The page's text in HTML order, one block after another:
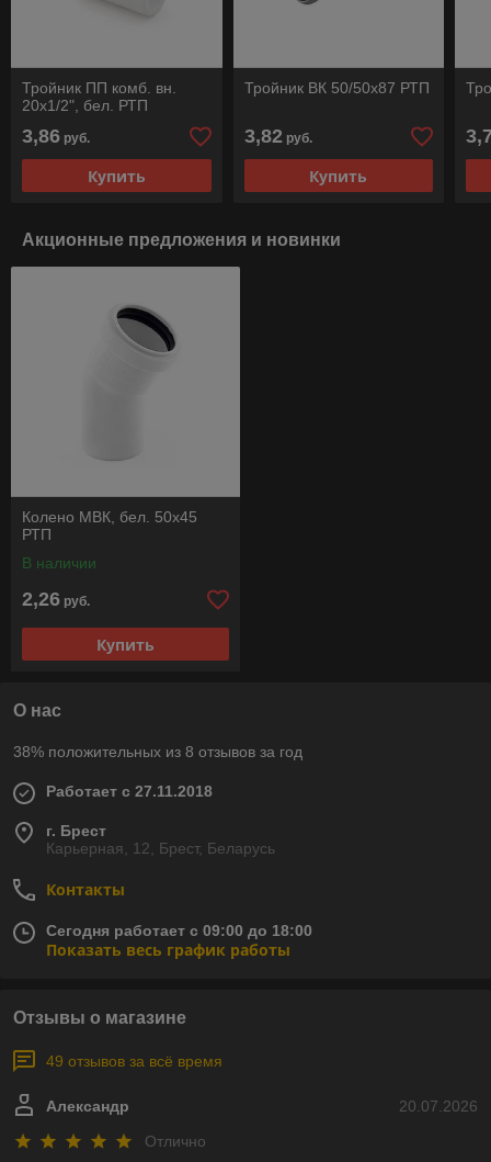
Тройник ПП комб. вн.
20х1/2", бел. РТП
3,86 руб.
Купить
Тройник ВК 50/50х87 РТП
3,82руб.
Купить
Акционные предложения и новинки
Колено МВК, бел. 50х45
РТП
В наличии
2,26 руб.
Купить
О нас
38% положительных из 8 отзывов за год
Работает с 27.11.2018
г. Брест
Карьерная, 12, Брест, Беларусь
Контакты
Сегодня работает с 09:00 до 18:00
Показать весь график работы
Отзывы о магазине
49 отзывов за всё время
20.07.2026
Александр
Отлично